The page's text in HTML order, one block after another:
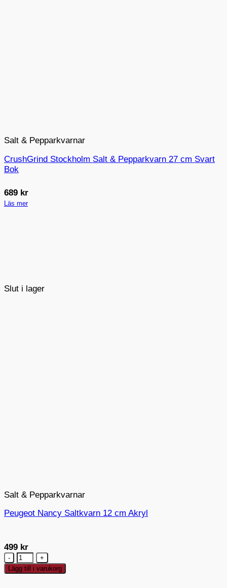
Slut i lager
Salt & Pepparkvarnar
CrushGrind Stockholm Salt & Pepparkvarn 27 cm Svart
Bok
689 kr
Läs mer
Salt & Pepparkvarnar
Peugeot Nancy Saltkvarn 12 cm Akryl
499 kr
Peugeot
Nancy
Saltkvarn
Lägg till i varukorg